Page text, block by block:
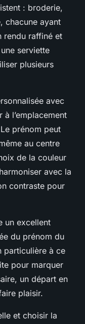
: broderie,
chacune ayant
rendu raffiné et
serviette
plusieurs
avec
l’emplacement
prénom peut
au centre
de la couleur
avec la
contraste pour
un excellent
du prénom du
particulière à ce
pour marquer
un départ en
plaisir.
et choisir la